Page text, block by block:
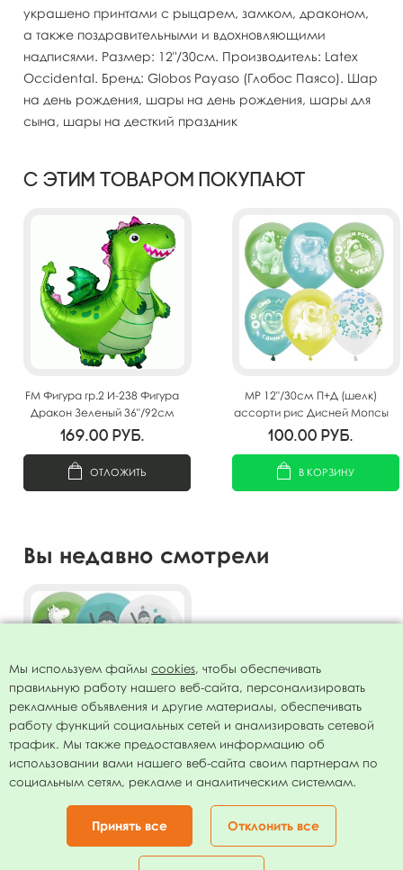
украшено принтами с рыцарем, замком, драконом,
а также поздравительными и вдохновляющими
надписями. Размер: 12"/30см. Производитель: Latex
Occidental. Бренд: Globos Payaso (Глобос Паясо). Шар
на день рождения, шары на день рождения, шары для
сына, шары на десткий праздник
С этим товаром покупают
FM Фигура гр.2 И-238 Фигура
Дракон Зеленый 36"/92см
169.00 руб.
ОТЛОЖИТЬ
MP 12"/30см П+Д (шелк)
ассорти рис Дисней Мопсы
для мальчиков СДР 25шт
100.00 руб.
В КОРЗИНУ
Вы недавно смотрели
Воздушные шары ассорти 2
ст. рис. Сыночку 25шт
12"/30см
395.00руб.
Мы используем файлы cookies, чтобы обеспечивать
правильную работу нашего веб-сайта, персонализировать
рекламные объявления и другие материалы, обеспечивать
работу функций социальных сетей и анализировать сетевой
трафик. Мы также предоставляем информацию об
использовании вами нашего веб-сайта своим партнерам по
социальным сетям, рекламе и аналитическим системам.
Принять все Отклонить все